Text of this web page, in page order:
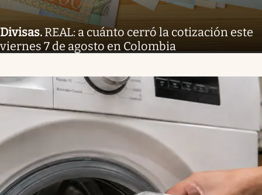
Divisas. REAL: a cuánto cerró la cotización este
viernes 7 de agosto en Colombia